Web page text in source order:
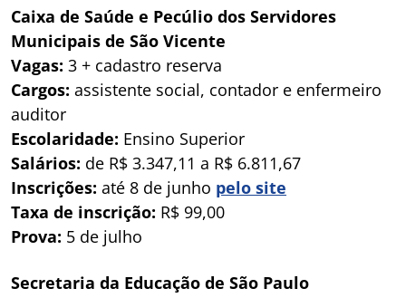
Caixa de Saúde e Pecúlio dos Servidores
Municipais de São Vicente
Vagas: 3 + cadastro reserva
Cargos: assistente social, contador e enfermeiro
auditor
Escolaridade: Ensino Superior
Salários: de R$ 3.347,11 a R$ 6.811,67
Inscrições: até 8 de junho pelo site
Taxa de inscrição: R$ 99,00
Prova: 5 de julho
Secretaria da Educação de São Paulo